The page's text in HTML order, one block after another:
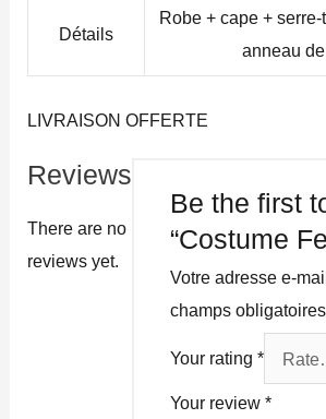
Détails
Robe + cape +
anneau
LIVRAISON OFFERTE
Reviews
There are no
reviews yet.
Be the first
“Costume
Votre adresse e-
champs
Your rating*
Your review*